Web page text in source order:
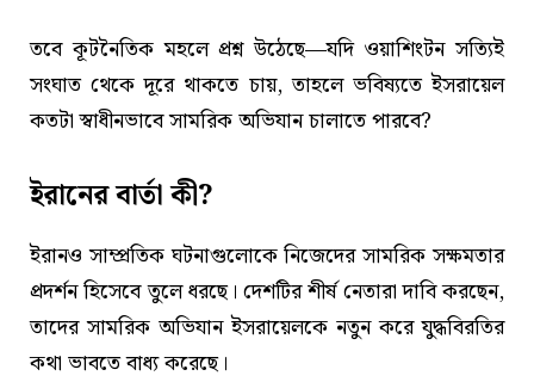
তবে কূটনৈতিক মহলে প্রশ্ন উঠেছে—যদি ওয়াশিংটন সত্যিই
সংঘাত থেকে দূরে থাকতে চায়, তাহলে ভবিষ্যতে ইসরায়েল
কতটা স্বাধীনভাবে সামরিক অভিযান চালাতে পারবে?
ইরানের বার্তা কী?
ইরানও সাম্প্রতিক ঘটনাগুলোকে নিজেদের সামরিক সক্ষমতার
প্রদর্শন হিসেবে তুলে ধরছে। দেশটির শীর্ষ নেতারা দাবি করছেন,
তাদের সামরিক অভিযান ইসরায়েলকে নতুন করে যুদ্ধবিরতির
কথা ভাবতে বাধ্য করেছে।